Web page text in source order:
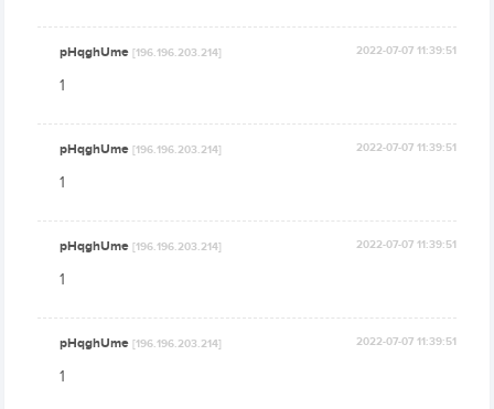
pHqghUme[196.196.203.214] 2022-07-07 11:39:51
1
pHqghUme[196.196.203.214] 2022-07-07 11:39:51
1
pHqghUme[196.196.203.214] 2022-07-07 11:39:51
1
pHqghUme[196.196.203.214] 2022-07-07 11:39:51
1